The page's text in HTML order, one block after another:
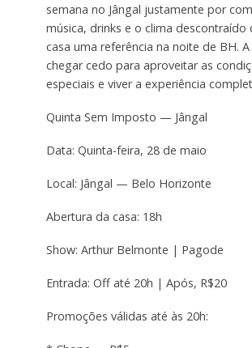
semana no Jângal justamente por
música, drinks e o clima descontraído
casa uma referência na noite de BH. A
chegar cedo para aproveitar as
especiais e viver a experiência
Quinta Sem Imposto — Jângal
Data: Quinta-feira, 28 de maio
Local: Jângal — Belo Horizonte
Abertura da casa: 18h
Show: Arthur Belmonte | Pagode
Entrada: Off até 20h | Após, R$20
Promoções válidas até às 20h: